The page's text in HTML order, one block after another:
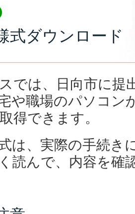
式ダウンロード
では、日向市に提
や職場のパソコン
得できます。
は、実際の手続き
読んで、内容を確